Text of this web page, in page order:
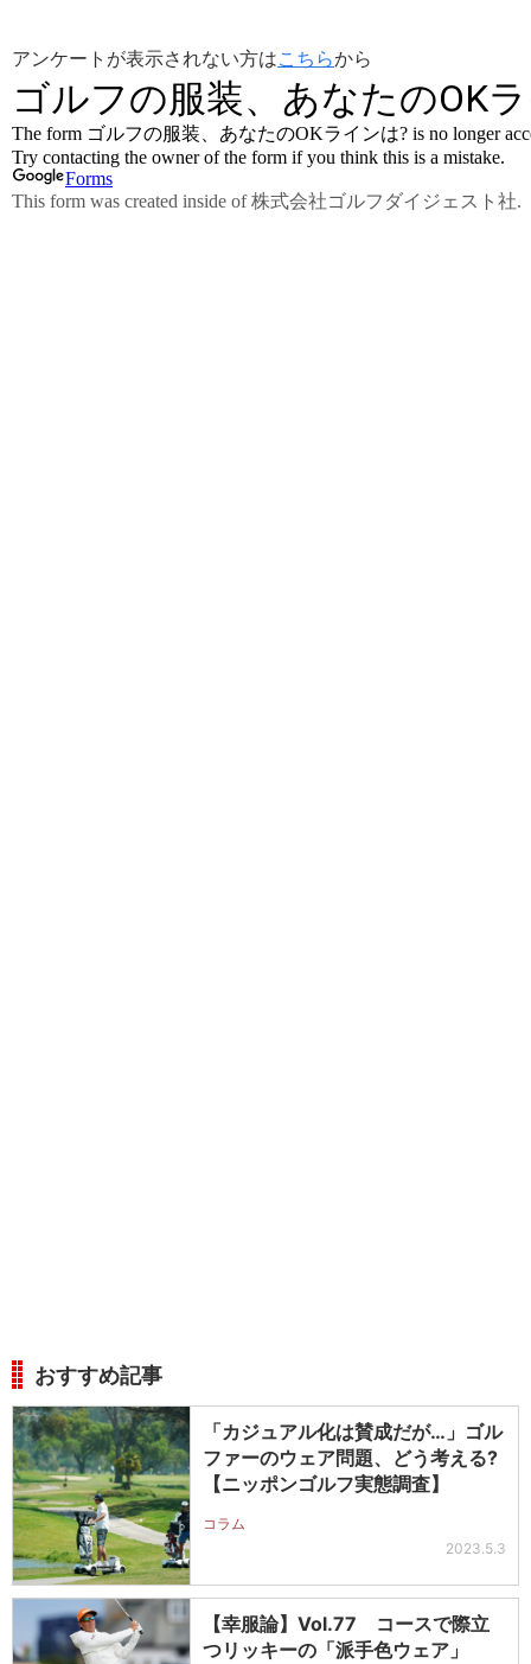
アンケートが表示されない方はこちらから
おすすめ記事
「カジュアル化は賛成だが…」ゴル
ファーのウェア問題、どう考える?
【ニッポンゴルフ実態調査】
コラム
2023.5.3
【幸服論】Vol.77 コースで際立
つリッキーの「派手色ウェア」